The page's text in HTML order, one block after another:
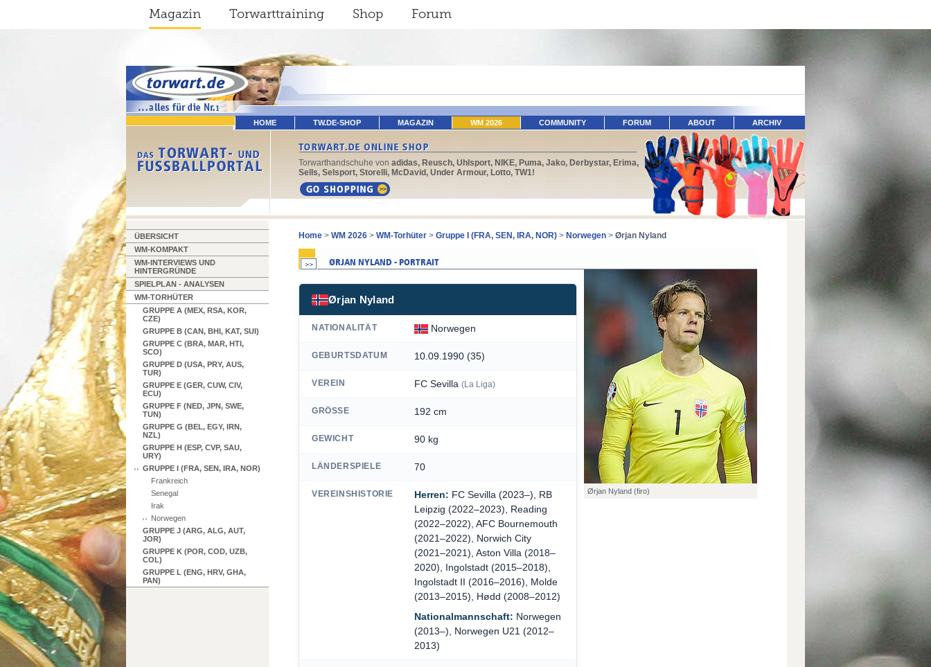
Magazin Torwarttraining Shop Forum
HOME TW.DE-SHOP MAGAZIN WM 2026 COMMUNITY FORUM ABOUT ARCHIV
Torwarthandschuhe von adidas, Reusch, Uhlsport, NIKE, Puma, Jako, Derbystar, Erima,
Sells, Selsport, Storelli, McDavid, Under Armour, Lotto, TW1!
ÜBERSICHT
WM-KOMPAKT
WM-INTERVIEWS UND
HINTERGRÜNDE
SPIELPLAN - ANALYSEN
WM-TORHÜTER
GRUPPE A (MEX, RSA, KOR,
CZE)
GRUPPE B (CAN, BHI, KAT, SUI)
GRUPPE C (BRA, MAR, HTI,
SCO)
GRUPPE D (USA, PRY, AUS,
TUR)
GRUPPE E (GER, CUW, CIV,
ECU)
GRUPPE F (NED, JPN, SWE,
TUN)
GRUPPE G (BEL, EGY, IRN,
NZL)
GRUPPE H (ESP, CVP, SAU,
URY)
GRUPPE I (FRA, SEN, IRA, NOR)
Frankreich
Senegal
Irak
Norwegen
GRUPPE J (ARG, ALG, AUT,
JOR)
GRUPPE K (POR, COD, UZB,
COL)
GRUPPE L (ENG, HRV, GHA,
PAN)
Home > WM 2026 > WM-Torhüter > Gruppe I (FRA, SEN, IRA, NOR) > Norwegen > Ørjan Nyland
Ørjan Nyland (firo)
Ørjan Nyland
NATIONALITÄT Norwegen
GEBURTSDATUM 10.09.1990 (35)
VEREIN FC Sevilla (La Liga)
GRÖSSE 192 cm
GEWICHT 90 kg
LÄNDERSPIELE 70
VEREINSHISTORIE Herren: FC Sevilla (2023–), RB
Leipzig (2022–2023), Reading
(2022–2022), AFC Bournemouth
(2021–2022), Norwich City
(2021–2021), Aston Villa (2018–
2020), Ingolstadt (2015–2018),
Ingolstadt II (2016–2016), Molde
(2013–2015), Hødd (2008–2012)
Nationalmannschaft: Norwegen
(2013–), Norwegen U21 (2012–
2013)